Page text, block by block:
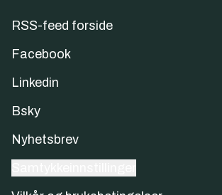
RSS-feed forside
Facebook
Linkedin
Bsky
Nyhetsbrev